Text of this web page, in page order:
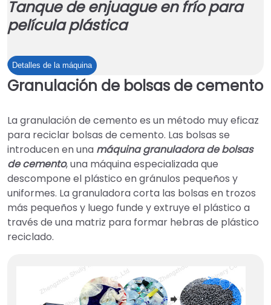
Tanque de enjuague en frío para
película plástica
Detalles de la máquinaTanque
enjuague
frío
para
película
plástica
Granulación de bolsas de cemento
La granulación de cemento es un método muy eficaz
para reciclar bolsas de cemento. Las bolsas se
introducen en una máquina granuladora de bolsas
de cemento, una máquina especializada que
descompone el plástico en gránulos pequeños y
uniformes. La granuladora corta las bolsas en trozos
más pequeños y luego funde y extruye el plástico a
través de una matriz para formar hebras de plástico
reciclado.